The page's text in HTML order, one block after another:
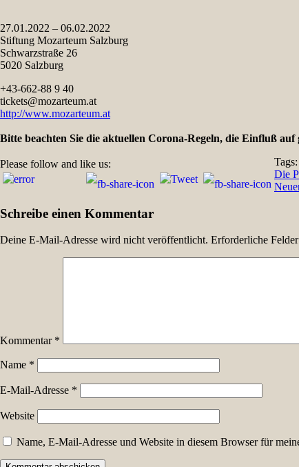
27.01.2022 – 06.02.2022
Stiftung Mozarteum Salzburg
Schwarzstraße 26
5020 Salzburg
+43-662-88 9 40
tickets@mozarteum.at
http://www.mozarteum.at
Bitte beachten Sie die aktuellen Corona-Regeln, die Einfluß
Please follow and like us: Tags:
Beitragsnavigation
Die
Schreibe einen Kommentar
Deine E-Mail-Adresse wird nicht veröffentlicht. Erforderliche
Kommentar *
Name *
E-Mail-Adresse *
Website
Name, E-Mail-Adresse und Website in diesem Browser für